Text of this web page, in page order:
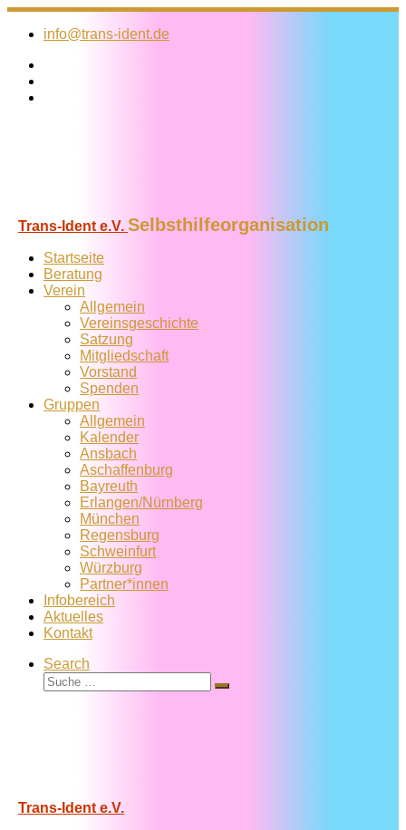
Zum
Inhalt
info@trans-ident.de
Trans-Ident e.V. Selbsthilfeorganisation
Startseite
Beratung
Verein
Allgemein
Vereins­geschichte
Satzung
Mitglied­schaft
Vorstand
Spenden
Gruppen
Allgemein
Kalender
Ansbach
Aschaffenburg
Bayreuth
Erlangen/Nürnberg
München
Regensburg
Schweinfurt
Würzburg
Partner*innen
Infobereich
Aktuelles
Kontakt
Search
Suche
Suche
Trans-Ident e.V.